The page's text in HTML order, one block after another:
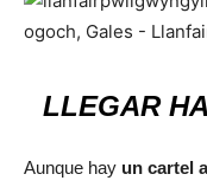
LLEGAR
Aunque hay un cartel